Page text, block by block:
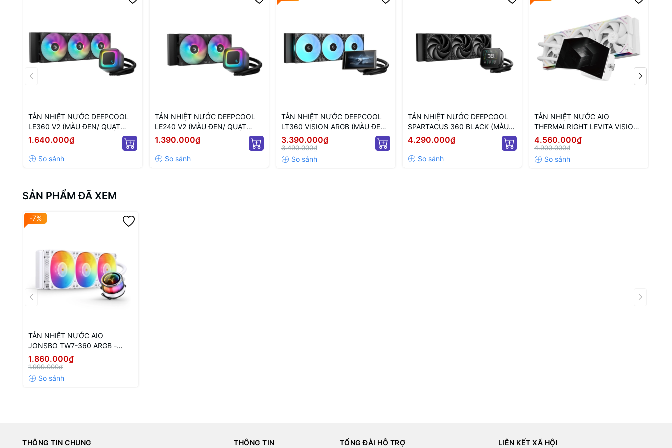
TẢN NHIỆT NƯỚC DEEPCOOL
LE360 V2 (MÀU ĐEN/ QUẠT
120MM LED ARGB)
1.640.000₫
TẢN NHIỆT NƯỚC DEEPCOOL
LE240 V2 (MÀU ĐEN/ QUẠT
120MM LED ARGB)
1.390.000₫
TẢN NHIỆT NƯỚC DEEPCOOL
LT360 VISION ARGB (MÀU ĐEN/
MÀN LCD/ QUẠT 120MM LED
ARGB)
3.390.000₫
3.490.000₫
TẢN NHIỆT NƯỚC DEEPCOOL
SPARTACUS 360 BLACK (MÀU
ĐEN/ MÀN LCD)
4.290.000₫
TẢN NHIỆT NƯỚC AIO
THERMALRIGHT LEVITA VISION
360 ARGB WHITE (MÀU TRẮNG/
MÀN CONG)
4.560.000₫
4.900.000₫
SẢN PHẨM ĐÃ XEM
-7%
TẢN NHIỆT NƯỚC AIO
JONSBO TW7-360 ARGB -
WHITE
1.860.000₫
1.999.000₫
THÔNG TIN CHUNG THÔNG TIN TỔNG ĐÀI HỖ TRỢ LIÊN KẾT XÃ HỘI